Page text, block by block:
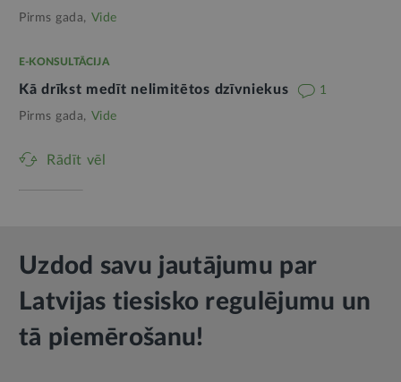
Pirms gada, Vide
E-KONSULTĀCIJA
Kā drīkst medīt nelimitētos dzīvniekus 1
Pirms gada, Vide
Rādīt vēl
Uzdod savu jautājumu par
Latvijas tiesisko regulējumu un
tā piemērošanu!